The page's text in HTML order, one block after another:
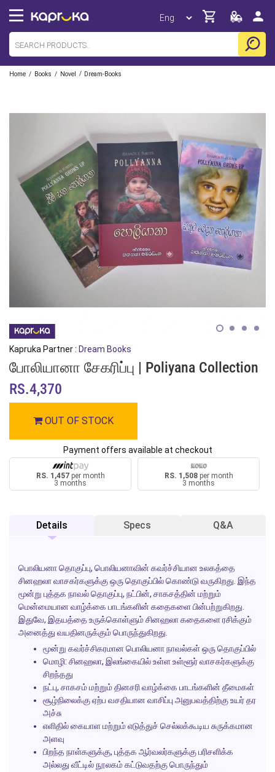
Home / Books / Novel / Dream-Books
Kapruka Partner : Dream Books
போலியானா சேகரிப்பு | Poliyana Collection
RS.4,370
OUT OF STOCK
Payment offers available at checkout
RS. 1,457per month
3 months
RS. 1,508per month
3 months
Details Specs Q&A
பொலியனா தொகுப்பு, பொலியனாவின் கவர்ச்சியான உலகத்தை
சினஹலா வாசகர்களுக்கு ஒரு தொகுப்பில் கொண்டு வருகிறது. இந்த
மூன்று புத்தக நாவல் தொகுப்பு, நட்பின், சாகசத்தின் மற்றும்
மென்மையான வாழ்க்கை பாடங்களின் கதைகளை பின்பற்றுகிறது.
இதுவே, இதயத்தை உருக்கொள்ளும் சினஹலா கதைகளை ரசிக்கும்
அனைத்து வயதினருக்கும் பொருந்துகிறது.
மூன்று கவர்ச்சிகரமான பொலியனா நாவல்கள் ஒரு தொகுப்பில்
மொழி: சினஹலா, இலங்கையில் உள்ள உள்ளூர் வாசகர்களுக்கு
சிறந்தது
நட்பு, சாகசம் மற்றும் தினசரி வாழ்க்கை பாடங்களின் தீமைகள்
சூழ்நிலைக்கு ஏற்ப வசதியான வாசிப்பு அனுபவத்திற்கு உயர் தர
அச்சு
எளிதில் கையாள மற்றும் எடுத்துச் செல்லக்கூடிய சுருக்கமான
அளவு
பிறந்த நாள்களுக்கு, புத்தக ஆர்வலர்களுக்கு பரிசளிக்க
அல்லது வீட்டில் நூலகம் கட்டுவதற்கு பொருந்தும்